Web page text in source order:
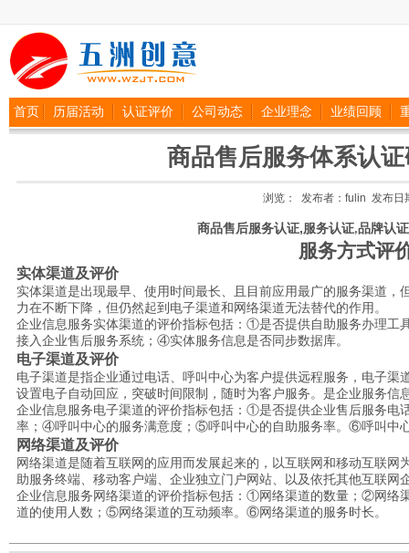
首页 历届活动 认证评价 公司动态 企业理念 业绩回顾
商品售后服务体系认
浏览： 发布者：fulin 发布日
商品售后服务认证,服务认证,品牌认证
服务方式评
实体渠道及评价
实体渠道是出现最早、使用时间最长、且目前应用最广的服务渠道
力在不断下降，但仍然起到电子渠道和网络渠道无法替代的作用。
企业信息服务实体渠道的评价指标包括： ①是否提供自助服务办理工
接入企业售后服务系统；④实体服务信息是否同步数据库。
电子渠道及评价
电子渠道是指企业通过电话、呼叫中心为客户提供远程服务，电子
设置电子自动回应，突破时间限制，随时为客户服务。是企业服务信
企业信息服务电子渠道的评价指标包括： ①是否提供企业售后服务电
率；④呼叫中心的服务满意度；⑤呼叫中心的自助服务率。⑥呼叫中
网络渠道及评价
网络渠道是随着互联网的应用而发展起来的，以互联网和移动互联
助服务终端、移动客户端、企业独立门户网站、以及依托其他互联网
企业信息服务网络渠道的评价指标包括： ①网络渠道的数量；②网络
道的使用人数；⑤网络渠道的互动频率。⑥网络渠道的服务时长。